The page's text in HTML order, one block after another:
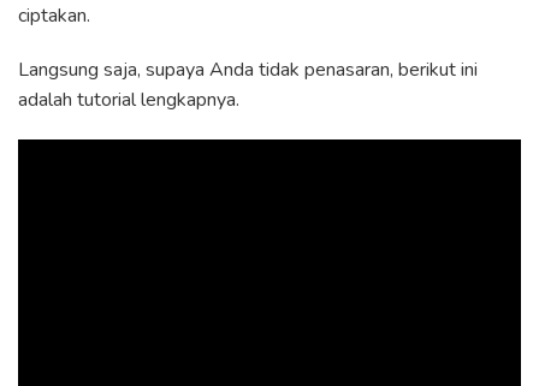
ciptakan.
Langsung saja, supaya Anda tidak penasaran, berikut ini
adalah tutorial lengkapnya.